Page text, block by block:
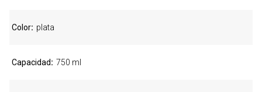
Color plata
Capacidad 750 ml